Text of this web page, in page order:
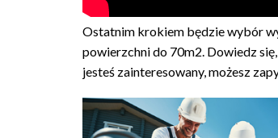
Ostatnim krokiem będzie wybór
powierzchni do 70m2. Dowiedz
jesteś zainteresowany, możesz